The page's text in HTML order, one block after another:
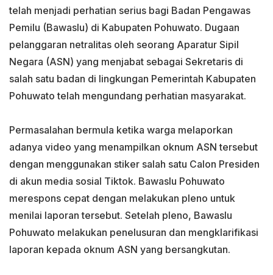
telah menjadi perhatian serius bagi Badan Pengawas
Pemilu (Bawaslu) di Kabupaten Pohuwato. Dugaan
pelanggaran netralitas oleh seorang Aparatur Sipil
Negara (ASN) yang menjabat sebagai Sekretaris di
salah satu badan di lingkungan Pemerintah Kabupaten
Pohuwato telah mengundang perhatian masyarakat.
Permasalahan bermula ketika warga melaporkan
adanya video yang menampilkan oknum ASN tersebut
dengan menggunakan stiker salah satu Calon Presiden
di akun media sosial Tiktok. Bawaslu Pohuwato
merespons cepat dengan melakukan pleno untuk
menilai laporan tersebut. Setelah pleno, Bawaslu
Pohuwato melakukan penelusuran dan mengklarifikasi
laporan kepada oknum ASN yang bersangkutan.